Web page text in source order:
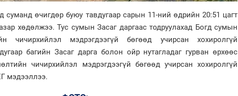
суманд өчигдөр буюу тавдугаар сарын 11-ний өдрийн 20:51 цагт
хөдөлжээ. Тус сумын Засаг даргаас тодруулахад Богд сумын
чичирхийлэл мэдрэгдээгүй бөгөөд учирсан хохиролгүй
багийн Засаг дарга болон ойр нутагладаг гурван өрхөөс
чичирхийлэл мэдрэгдээгүй бөгөөд учирсан хохиролгүй
мэдээллээ.